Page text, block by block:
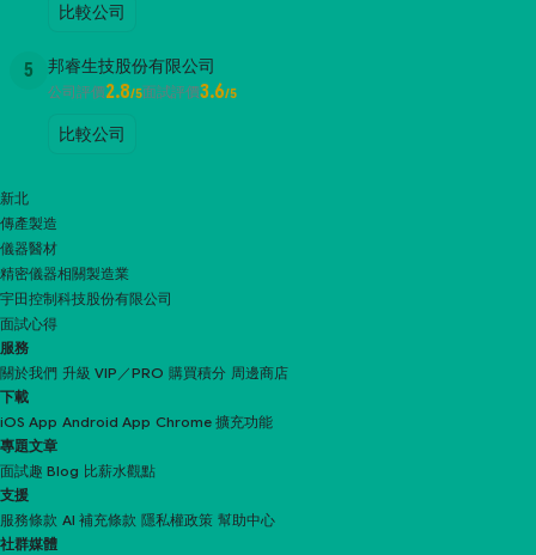
比較公司
5 邦睿生技股份有限公司
公司評價2.8/5面試評價3.6/5
比較公司
新北
傳產製造
儀器醫材
精密儀器相關製造業
宇田控制科技股份有限公司
面試心得
服務
關於我們 升級 VIP／PRO 購買積分 周邊商店
下載
iOS App Android App Chrome 擴充功能
專題文章
面試趣 Blog 比薪水觀點
支援
服務條款 AI 補充條款 隱私權政策 幫助中心
社群媒體